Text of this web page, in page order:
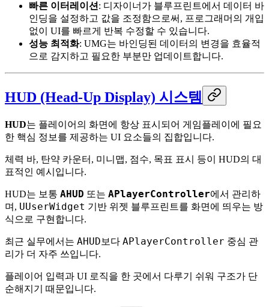
빠른 이터레이션 : 디자이너가 블루프린트에서 데이터 바
인딩을 설정하고 값을 조정함으로써, 프로그래머의 개입
없이 UI를 빠르게 반복 수정할 수 있습니다.
성능 최적화: UMG는 바인딩된 데이터의 변경을 효율적
으로 감지하고 필요한 부분만 업데이트합니다.
HUD (Head-Up Display) 시스템
HUD는 플레이어의 화면에 항상 표시되어 게임플레이에 필요
한 핵심 정보를 제공하는 UI 요소들의 집합입니다.
체력 바, 탄약 카운터, 미니맵, 점수, 목표 표시 등이 HUD의 대
표적인 예시입니다.
HUD는 보통 AHUD 또는 APlayerController에서 관리하
며, UUserWidget 기반 위젯 블루프린트를 화면에 띄우는 방
식으로 구현합니다.
최근 실무에서는 AHUD 보다 APlayerController 중심 관
리가 더 자주 쓰입니다.
플레이어 입력과 UI 로직을 한 곳에서 다루기 쉬워 구조가 단
순해지기 때문입니다.